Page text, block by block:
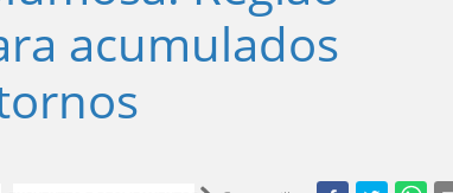
acumulados